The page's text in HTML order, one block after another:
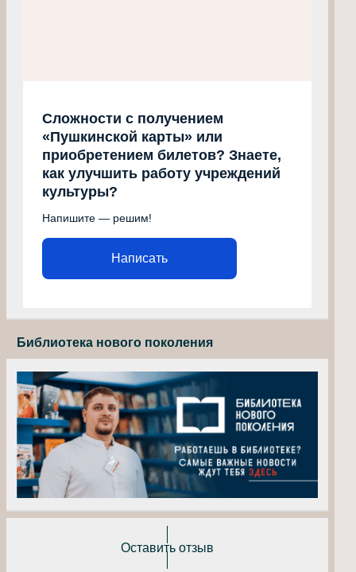
Сложности с получением
«Пушкинской карты» или
приобретением билетов? Знаете,
как улучшить работу учреждений
культуры?
Напишите — решим!
Написать
Библиотека нового поколения
Оставить отзыв